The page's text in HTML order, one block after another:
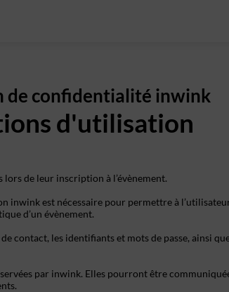
de confidentialité inwink
d'utilisation
de leur inscription à l’évènement.
est nécessaire pour permettre à
d’un évènement.
les identifiants et mots de passe, ainsi
par inwink. Elles pourront être